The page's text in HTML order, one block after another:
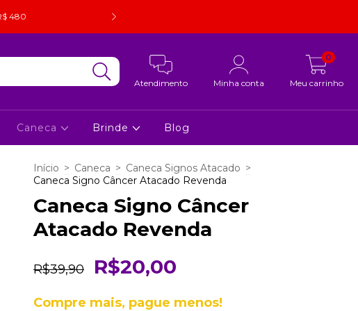
480
Atendimento Minha conta Meu carrinho
0
Caneca Brinde Blog
Início > Caneca > Caneca Signos Atacado >
Caneca Signo Câncer Atacado Revenda
Caneca Signo Câncer
Atacado Revenda
R$39,90 R$20,00
Compre mais, pague menos!